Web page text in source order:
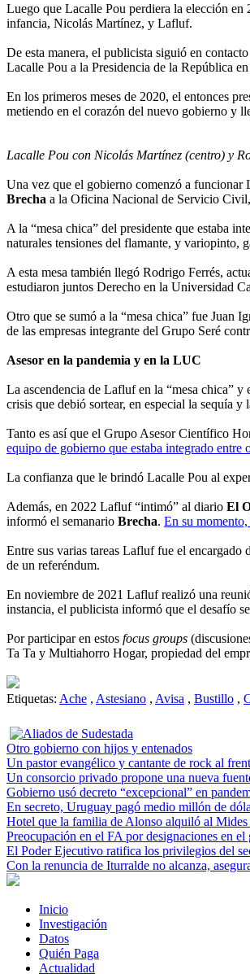
Luego que Lacalle Pou perdiera la elección en
infancia, Nicolás Martínez, y Lafluf.
De esta manera, el publicista siguió en
Lacalle Pou a la Presidencia de la República
En los primeros meses de 2020, el entonces
metiendo en el corazón del nuevo gobierno y
Lacalle Pou con Nicolás Martínez (centro) y
Una vez que el gobierno comenzó a funcionar
Brecha a la Oficina Nacional de Servicio
A la “mesa chica” del presidente que estaba
naturales tensiones del flamante, y variopinto,
A esta mesa también llegó Rodrigo Ferrés,
estudiaron juntos Derecho en la Universidad
Otro que se sumó a la “mesa chica” fue Juan
de las empresas integrante del Grupo Seré
Asesor en la pandemia y en la LUC
La ascendencia de Lafluf en la “mesa chica”
crisis que debió sortear, en especial la sequía y
Tanto es así que el Grupo Asesor Científico
equipo de gobierno que estaba integrado
La confianza que le brindó Lacalle Pou al
Además, en 2022 Lafluf “intimó” al diario El
informó el semanario Brecha. En su
Entre sus varias tareas Lafluf fue el
de un referéndum.
En noviembre de 2021 Lafluf realizó una
instancia, el publicista informó que el desafío
Por participar en estos focus groups
Ta Ta y Multiahorro Hogar, propiedad del
Etiquetas: Ache , Astesiano , Avisa , Bustillo ,
Otro gobierno con hijos y entenados
Un pastor evangélico y cantante de rock al
Un consorcio privado propone una nueva
Gobierno usó decreto “excepcional” en
En secreto, Uruguay pagó medio millón de
Hotel que la familia de Alonso alquiló al
Preocupación en el FA por designaciones en
El Poder Ejecutivo ratifica los privilegios del
Con la renuncia de Iturralde no alcanza,
Inicio
Investigación
Datos
Quién Paga
Actualidad